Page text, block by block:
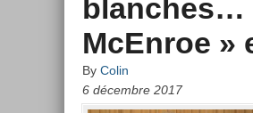
blanches…
McEnroe »
By Colin
6 décembre 2017